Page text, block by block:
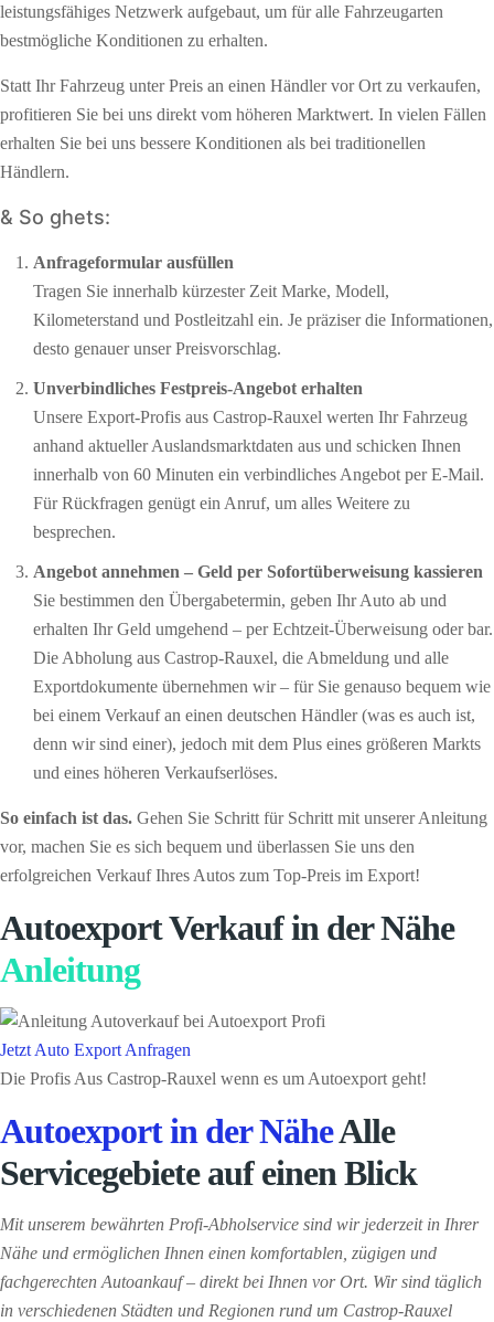
leistungsfähiges Netzwerk aufgebaut, um für alle Fahrzeugarten
bestmögliche Konditionen zu erhalten.
Statt Ihr Fahrzeug unter Preis an einen Händler vor Ort zu verkaufen,
profitieren Sie bei uns direkt vom höheren Marktwert. In vielen Fällen
erhalten Sie bei uns bessere Konditionen als bei traditionellen
Händlern.
& So ghets:
Anfrageformular ausfüllen
Tragen Sie innerhalb kürzester Zeit Marke, Modell,
Kilometerstand und Postleitzahl ein. Je präziser die Informationen,
desto genauer unser Preisvorschlag.
Unverbindliches Festpreis-Angebot erhalten
Unsere Export-Profis aus Castrop-Rauxel werten Ihr Fahrzeug
anhand aktueller Auslandsmarktdaten aus und schicken Ihnen
innerhalb von 60 Minuten ein verbindliches Angebot per E-Mail.
Für Rückfragen genügt ein Anruf, um alles Weitere zu
besprechen.
Angebot annehmen – Geld per Sofort­überweisung kassieren
Sie bestimmen den Übergabetermin, geben Ihr Auto ab und
erhalten Ihr Geld umgehend – per Echtzeit-Überweisung oder bar.
Die Abholung aus Castrop-Rauxel, die Abmeldung und alle
Exportdokumente übernehmen wir – für Sie genauso bequem wie
bei einem Verkauf an einen deutschen Händler (was es auch ist,
denn wir sind einer), jedoch mit dem Plus eines größeren Markts
und eines höheren Verkaufserlöses.
So einfach ist das. Gehen Sie Schritt für Schritt mit unserer Anleitung
vor, machen Sie es sich bequem und überlassen Sie uns den
erfolgreichen Verkauf Ihres Autos zum Top-Preis im Export!
Autoexport Verkauf in der Nähe
Anleitung
Jetzt Auto Export Anfragen
Die Profis Aus Castrop-Rauxel wenn es um Autoexport geht!
Autoexport in der NäheAlle
Servicegebiete auf einen Blick
Mit unserem bewährten Profi-Abholservice sind wir jederzeit in Ihrer
Nähe und ermöglichen Ihnen einen komfortablen, zügigen und
fachgerechten Autoankauf – direkt bei Ihnen vor Ort. Wir sind täglich
in verschiedenen Städten und Regionen rund um Castrop-Rauxel